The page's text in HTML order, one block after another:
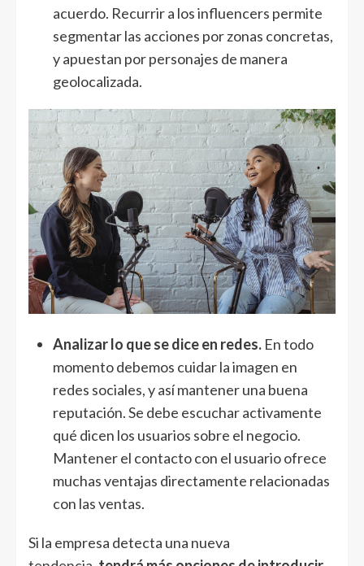
acuerdo. Recurrir a los influencers permite
segmentar las acciones por zonas concretas,
y apuestan por personajes de manera
geolocalizada.
Analizar lo que se dice en redes. En todo
momento debemos cuidar la imagen en
redes sociales, y así mantener una buena
reputación. Se debe escuchar activamente
qué dicen los usuarios sobre el negocio.
Mantener el contacto con el usuario ofrece
muchas ventajas directamente relacionadas
con las ventas.
Si la empresa detecta una nueva